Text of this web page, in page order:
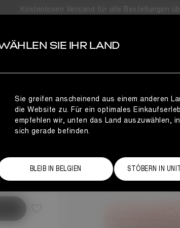
Kostenlosen Versand für alle Bestellungen
SIE IHR LAND
Sie greifen anscheinend aus einem anderen
die Website zu. Für ein optimales
empfehlen wir, unten das Land auszuwählen,
sich gerade befinden.
BLEIB IN BELGIEN STÖBERN IN